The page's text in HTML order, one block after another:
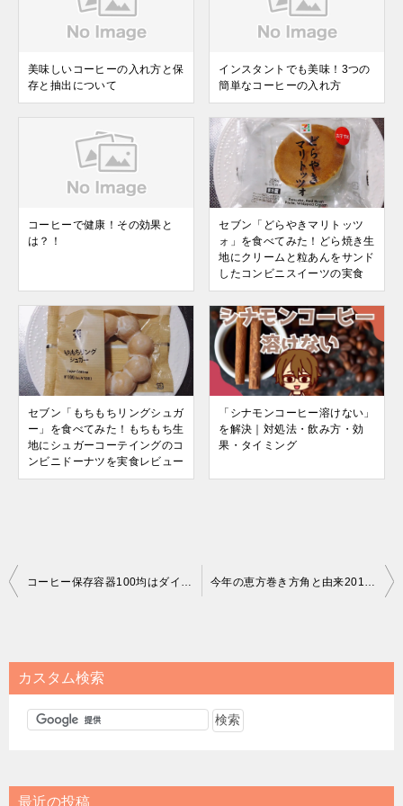
美味しいコーヒーの入れ方と保
存と抽出について
インスタントでも美味！3つの
簡単なコーヒーの入れ方
コーヒーで健康！その効果と
は？！
セブン「どらやきマリトッツ
ォ」を食べてみた！どら焼き生
地にクリームと粒あんをサンド
したコンビニスイーツの実食
セブン「もちもちリングシュガ
ー」を食べてみた！もちもち生
地にシュガーコーテイングのコ
ンビニドーナツを実食レビュー
「シナモンコーヒー溶けない」
を解決｜対処法・飲み方・効
果・タイミング
投
ビ
ゲ
コーヒー保存容器100均はダイソーキャニスターでミルも100均で◎ 今年の恵方巻き方角と由来2015年
カスタム検索
最近の投稿